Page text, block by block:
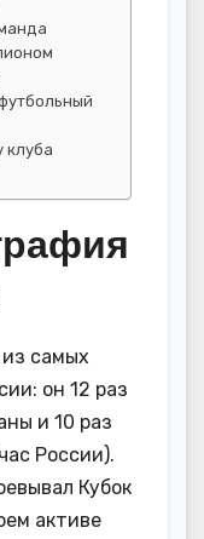
клуба
самых
он 12 раз
и 10 раз
России).
Кубок
активе